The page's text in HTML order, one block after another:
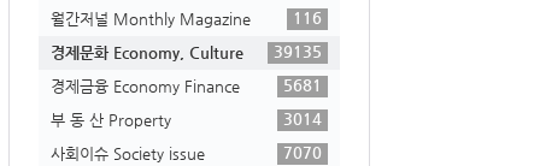
월간저널 Monthly Magazine
116
경제문화 Economy, Culture
39135
경제금융 Economy Finance
5681
부 동 산 Property
3014
사회이슈 Society issue
7070